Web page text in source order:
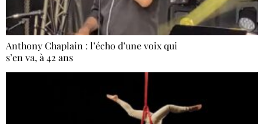
Anthony Chaplain : l’écho d’une voix qui
s’en va, à 42 ans